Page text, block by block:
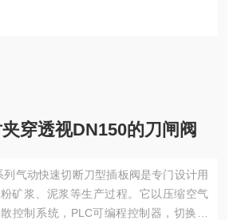
穿透视DN150的刀闸阀
列气动快速切断刀型插板阀是专门设计用
矿浆、泥浆等生产过程。它以压缩空气
控制系统，PLC可编程控制器，切换开